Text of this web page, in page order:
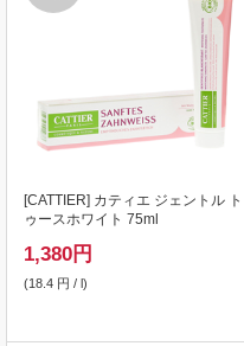
[CATTIER] カティエ ジェントル ト
ゥースホワイト 75ml
1,380円
(18.4 円 / l)